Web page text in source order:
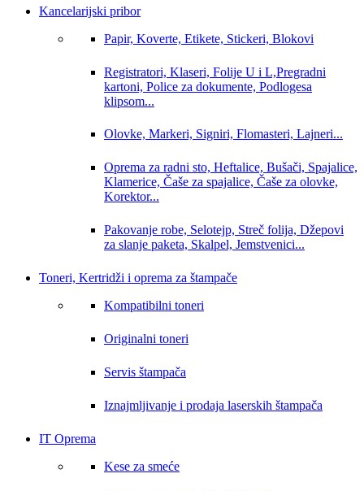
Kancelarijski pribor
Papir, Koverte, Etikete, Stickeri, Blokovi
Registratori, Klaseri, Folije U i L,Pregradni
kartoni, Police za dokumente, Podlogesa
klipsom...
Olovke, Markeri, Signiri, Flomasteri, Lajneri...
Oprema za radni sto, Heftalice, Bušači, Spajalice,
Klamerice, Čaše za spajalice, Čaše za olovke,
Korektor...
Pakovanje robe, Selotejp, Streč folija, Džepovi
za slanje paketa, Skalpel, Jemstvenici...
Toneri, Kertridži i oprema za štampače
Kompatibilni toneri
Originalni toneri
Servis štampača
Iznajmljivanje i prodaja laserskih štampača
IT Oprema
Kese za smeće